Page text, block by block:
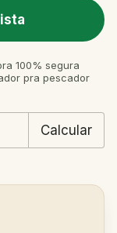
100% segura
pra pescador
Calcular